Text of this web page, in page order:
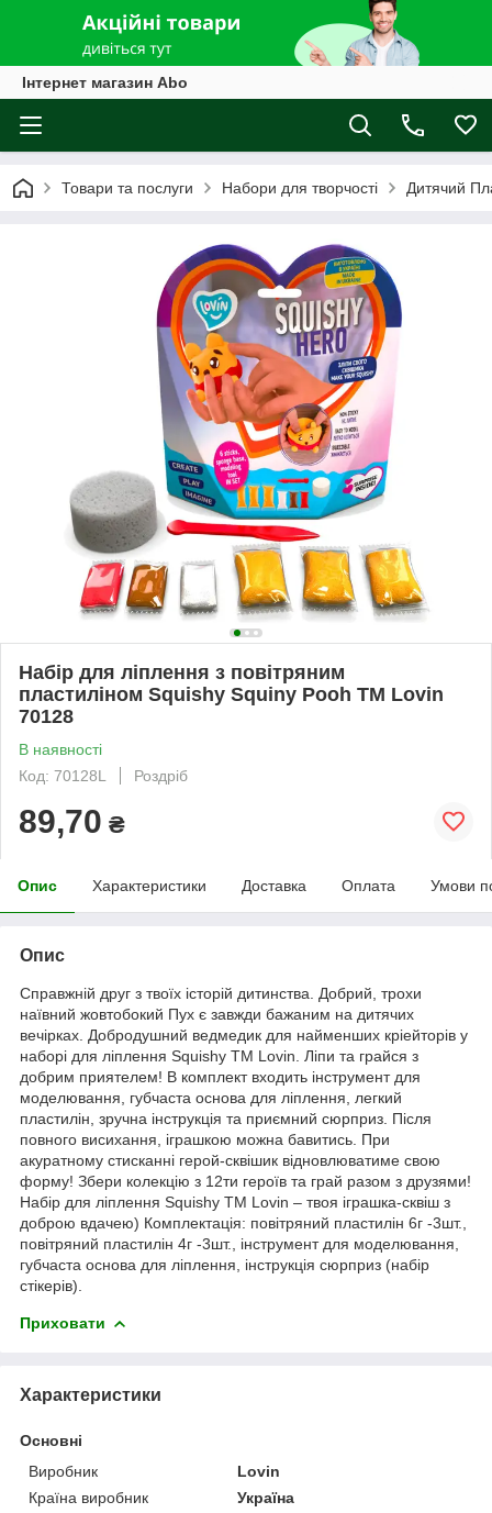
Інтернет магазин Abo
Товари та послуги Набори для творчості Дитячий
Набір для ліплення з повітряним
пластиліном Squishy Squiny Pooh ТМ Lovin
70128
В наявності
Код: 70128L
Роздріб
89,70 ₴
Опис Характеристики Доставка Оплата Умови
Опис
Справжній друг з твоїх історій дитинства. Добрий, трохи
наївний жовтобокий Пух є завжди бажаним на дитячих
вечірках. Добродушний ведмедик для найменших кріейторів у
наборі для ліплення Squishy ТМ Lovin. Ліпи та грайся з
добрим приятелем! В комплект входить інструмент для
моделювання, губчаста основа для ліплення, легкий
пластилін, зручна інструкція та приємний сюрприз. Після
повного висихання, іграшкою можна бавитись. При
акуратному стисканні герой-сквішик відновлюватиме свою
форму! Збери колекцію з 12ти героїв та грай разом з друзями!
Набір для ліплення Squishy ТМ Lovin – твоя іграшка-сквіш з
доброю вдачею) Комплектація: повітряний пластилін 6г -3шт.,
повітряний пластилін 4г -3шт., інструмент для моделювання,
губчаста основа для ліплення, інструкція сюрприз (набір
стікерів).
Приховати
Характеристики
Основні
Виробник
Lovin
Країна виробник
Україна